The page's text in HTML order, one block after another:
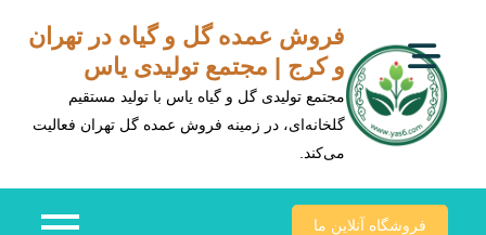
content
فروش عمده گل و گیاه در تهران
و کرج | مجتمع تولیدی یاس
مجتمع تولیدی گل و گیاه یاس با تولید مستقیم
گلخانه‌ای، در زمینه فروش عمده گل تهران فعالیت
می‌کند.
فروشگاه آنلاین ما